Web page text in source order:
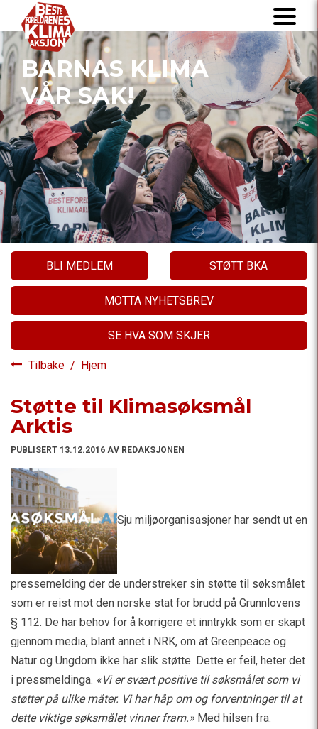
BARNAS KLIMA
VÅR SAK!
BLI MEDLEM STØTT BKA
MOTTA NYHETSBREV
SE HVA SOM SKJER
Tilbake / Hjem
Støtte til Klimasøksmål
Arktis
PUBLISERT 13.12.2016 AV REDAKSJONEN
Sju miljøorganisasjoner har sendt ut en
pressemelding der de understreker sin støtte til søksmålet
som er reist mot den norske stat for brudd på Grunnlovens
§ 112. De har behov for å korrigere et inntrykk som er skapt
gjennom media, blant annet i NRK, om at Greenpeace og
Natur og Ungdom ikke har slik støtte. Dette er feil, heter det
i pressmeldinga. «Vi er svært positive til søksmålet som vi
støtter på ulike måter. Vi har håp om og forventninger til at
dette viktige søksmålet vinner fram.» Med hilsen fra: